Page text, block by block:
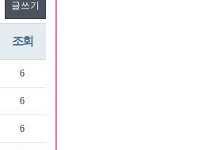
글쓰기
조회
6
6
6